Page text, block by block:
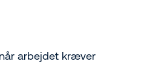
arbejdet kræver